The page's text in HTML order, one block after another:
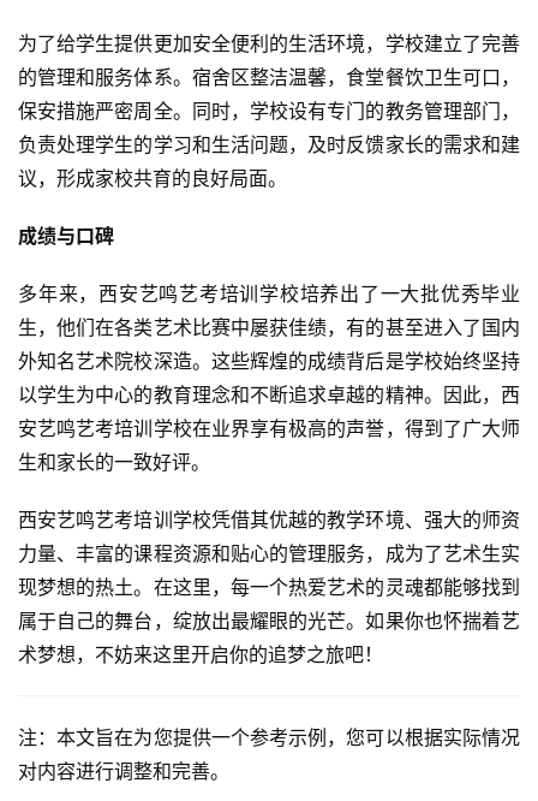
为了给学生提供更加安全便利的生活环境，学校建立了完善
的管理和服务体系。宿舍区整洁温馨，食堂餐饮卫生可口，
保安措施严密周全。同时，学校设有专门的教务管理部门，
负责处理学生的学习和生活问题，及时反馈家长的需求和建
议，形成家校共育的良好局面。
成绩与口碑
多年来，西安艺鸣艺考培训学校培养出了一大批优秀毕业
生，他们在各类艺术比赛中屡获佳绩，有的甚至进入了国内
外知名艺术院校深造。这些辉煌的成绩背后是学校始终坚持
以学生为中心的教育理念和不断追求卓越的精神。因此，西
安艺鸣艺考培训学校在业界享有极高的声誉，得到了广大师
生和家长的一致好评。
西安艺鸣艺考培训学校凭借其优越的教学环境、强大的师资
力量、丰富的课程资源和贴心的管理服务，成为了艺术生实
现梦想的热土。在这里，每一个热爱艺术的灵魂都能够找到
属于自己的舞台，绽放出最耀眼的光芒。如果你也怀揣着艺
术梦想，不妨来这里开启你的追梦之旅吧！
注：本文旨在为您提供一个参考示例，您可以根据实际情况
对内容进行调整和完善。